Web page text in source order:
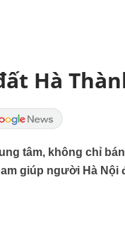
Hà
tâm, không chỉ
giúp người Hà